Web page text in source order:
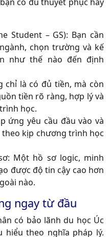
Student – GS): Bạn cần
chọn trường và kế
như thế nào đến định
chỉ là có đủ tiền, mà còn
tiền rõ ràng, hợp lý và
học.
ứng yêu cầu đầu vào và
kịp chương trình học
Một hồ sơ logic, minh
được độ tin cậy cao hơn
nào.
ngay từ đầu
có bảo lãnh du học Úc
hiểu theo nghĩa pháp lý.